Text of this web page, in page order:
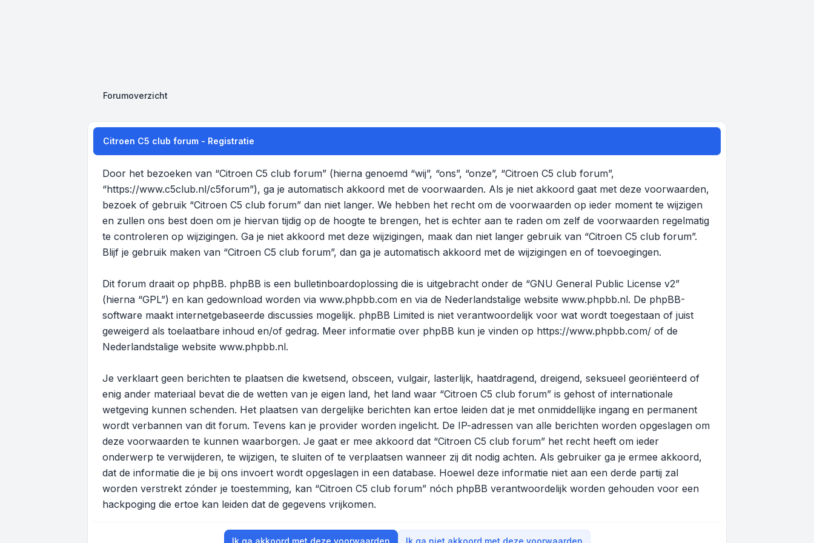
Forumoverzicht
Citroen C5 club forum - Registratie
Door het bezoeken van “Citroen C5 club forum” (hierna genoemd “wij”, “ons”, “onze”, “Citroen C5 club forum”,
“https://www.c5club.nl/c5forum”), ga je automatisch akkoord met de voorwaarden. Als je niet akkoord gaat met deze voorwaarden,
bezoek of gebruik “Citroen C5 club forum” dan niet langer. We hebben het recht om de voorwaarden op ieder moment te wijzigen
en zullen ons best doen om je hiervan tijdig op de hoogte te brengen, het is echter aan te raden om zelf de voorwaarden regelmatig
te controleren op wijzigingen. Ga je niet akkoord met deze wijzigingen, maak dan niet langer gebruik van “Citroen C5 club forum”.
Blijf je gebruik maken van “Citroen C5 club forum”, dan ga je automatisch akkoord met de wijzigingen en of toevoegingen.
Dit forum draait op phpBB. phpBB is een bulletinboardoplossing die is uitgebracht onder de “GNU General Public License v2”
(hierna “GPL”) en kan gedownload worden via www.phpbb.com en via de Nederlandstalige website www.phpbb.nl. De phpBB-
software maakt internetgebaseerde discussies mogelijk. phpBB Limited is niet verantwoordelijk voor wat wordt toegestaan of juist
geweigerd als toelaatbare inhoud en/of gedrag. Meer informatie over phpBB kun je vinden op https://www.phpbb.com/ of de
Nederlandstalige website www.phpbb.nl.
Je verklaart geen berichten te plaatsen die kwetsend, obsceen, vulgair, lasterlijk, haatdragend, dreigend, seksueel georiënteerd of
enig ander materiaal bevat die de wetten van je eigen land, het land waar “Citroen C5 club forum” is gehost of internationale
wetgeving kunnen schenden. Het plaatsen van dergelijke berichten kan ertoe leiden dat je met onmiddellijke ingang en permanent
wordt verbannen van dit forum. Tevens kan je provider worden ingelicht. De IP-adressen van alle berichten worden opgeslagen om
deze voorwaarden te kunnen waarborgen. Je gaat er mee akkoord dat “Citroen C5 club forum” het recht heeft om ieder
onderwerp te verwijderen, te wijzigen, te sluiten of te verplaatsen wanneer zij dit nodig achten. Als gebruiker ga je ermee akkoord,
dat de informatie die je bij ons invoert wordt opgeslagen in een database. Hoewel deze informatie niet aan een derde partij zal
worden verstrekt zónder je toestemming, kan “Citroen C5 club forum” nóch phpBB verantwoordelijk worden gehouden voor een
hackpoging die ertoe kan leiden dat de gegevens vrijkomen.
Ik ga akkoord met deze voorwaarden Ik ga niet akkoord met deze voorwaarden